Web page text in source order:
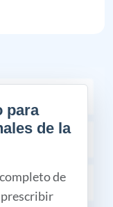
para
de la
de
prescribir